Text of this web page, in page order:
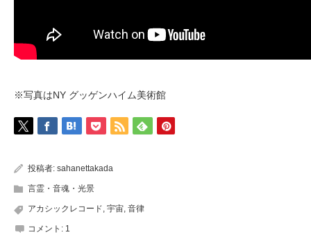
※写真はNY グッゲンハイム美術館
投稿者: sahanettakada
言霊・音魂・光景
アカシックレコード, 宇宙, 音律
コメント: 1